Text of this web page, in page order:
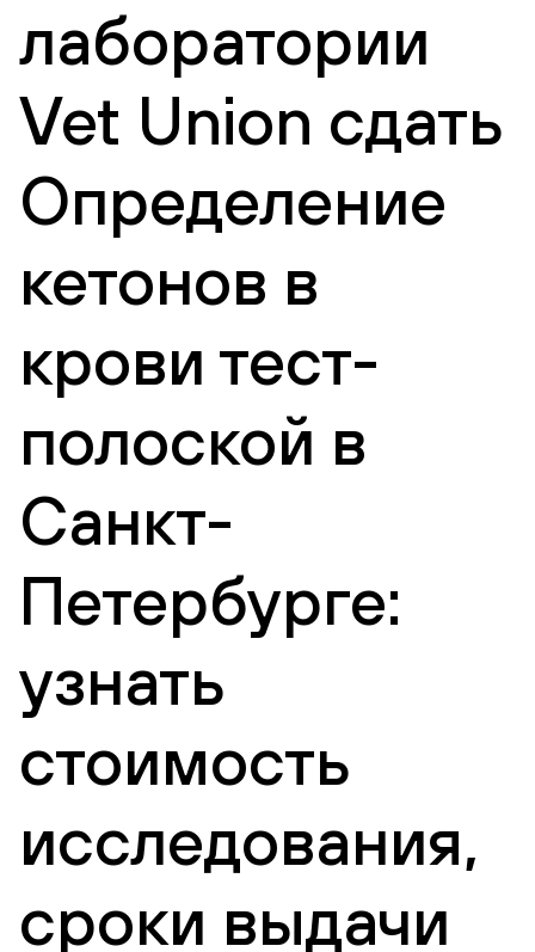
лаборатории
Vet Union сдать
Определение
кетонов в
крови тест-
полоской в
Санкт-
Петербурге:
узнать
стоимость
исследования,
сроки выдачи